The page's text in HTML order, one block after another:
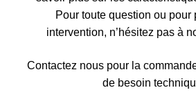
Pour toute question ou pour
intervention, n’hésitez pas à
Contactez nous pour la
de besoin